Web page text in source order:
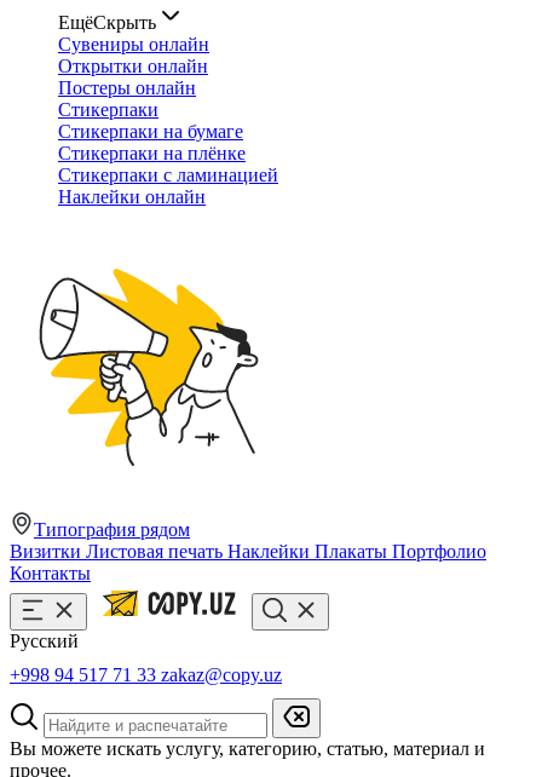
ЕщёСкрыть
Сувениры онлайн
Открытки онлайн
Постеры онлайн
Стикерпаки
Стикерпаки на бумаге
Стикерпаки на плёнке
Стикерпаки с ламинацией
Наклейки онлайн
Типография рядом
Визитки Листовая печать Наклейки Плакаты Портфолио
Контакты
Русский
+998 94 517 71 33 zakaz@copy.uz
Вы можете искать услугу, категорию, статью, материал и
прочее.